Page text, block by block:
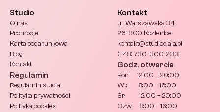
Studio
O nas
Promocje
Karta podarunkowa
Blog
Kontakt
Regulamin
Regulamin studia
Polityka prywatności
Polityka cookies
Kontakt
ul. Warszawska 34
26-900 Kozienice
kontakt@studioolala.pl
(+48) 730-300-233
Godz. otwarcia
Pon:     12:00 – 20:00
Wt:        8:00 – 16:00
Śr:         12:00 – 20:00
Czw:     8:00 – 16:00